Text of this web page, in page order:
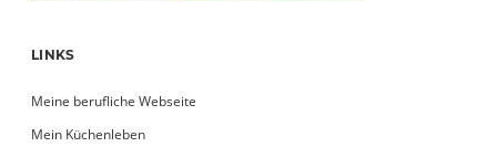
LINKS
Meine berufliche Webseite
Mein Küchenleben